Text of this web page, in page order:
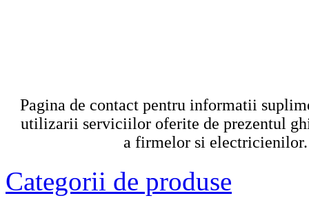
Pagina de contact pentru informatii
utilizarii serviciilor oferite de prezentul
a firmelor si electricienilor.
Categorii de produse